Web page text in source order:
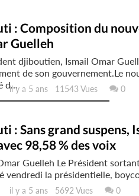
: Composition du
Guelleh
djiboutien, Ismail Omar
de son gouvernement.Le
d...
il y a 5 ans 11543 Vues 0
: Sans grand suspens,
98,58 % des voix
Guelleh Le Président
vendredi la présidentielle,
il y a 5 ans 5692 Vues 0